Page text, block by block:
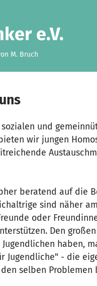
e.V.
M. Bruch
und
wir jungen
beratend auf die
sind näher
oder
Den
haben,
Jugendliche" - die
selben Problemen